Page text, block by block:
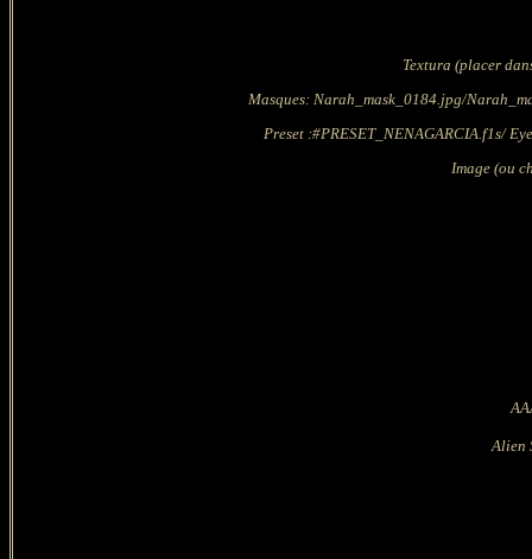
Textura (placer
Masques: Narah_mask_0184.jpg/
Preset :#PRESET_NENAGARCIA.f1s/
Image (ou
Alien